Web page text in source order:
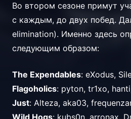
Во втором сезоне примут
с каждым, до двух побед.
elimination). Именно здесь
следующим образом:
The Expendables: eXodus,
Flagoholics: pyton, tr1xo,
Just: Alteza, aka03,